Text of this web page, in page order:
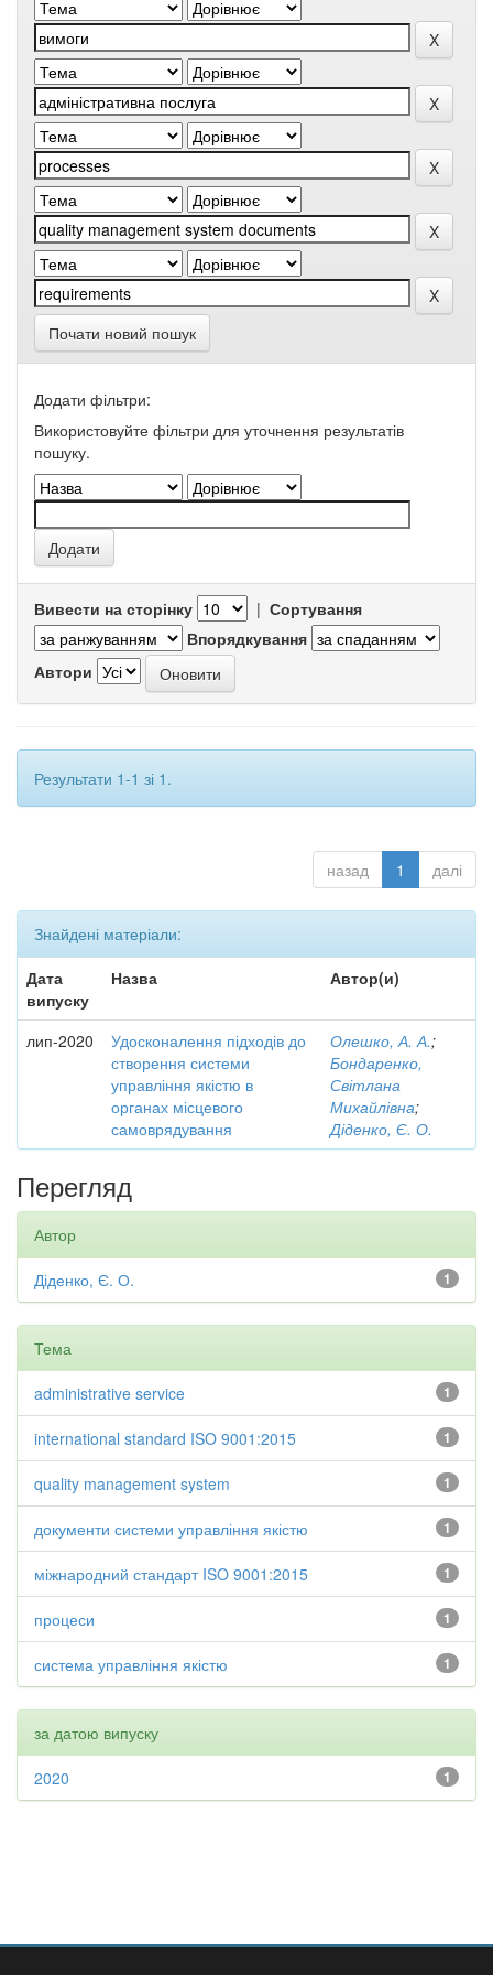
Почати новий пошук
Додати фільтри:
Використовуйте фільтри для уточнення результатів
пошуку.
Вивести на сторінку | Сортування
Впорядкування
Автори
Результати 1-1 зі 1.
назад 1 далі
Знайдені матеріали:
Дата
випуску
Назва Автор(и)
лип-2020
Удосконалення підходів до
створення системи
управління якістю в
органах місцевого
самоврядування
Олешко, А. А.;
Бондаренко,
Світлана
Михайлівна;
Діденко, Є. О.
Перегляд
Автор
1
Діденко, Є. О.
Тема
1
administrative service
1
international standard ISO 9001:2015
1
quality management system
1
документи системи управління якістю
1
міжнародний стандарт ISO 9001:2015
1
процеси
1
система управління якістю
за датою випуску
1
2020